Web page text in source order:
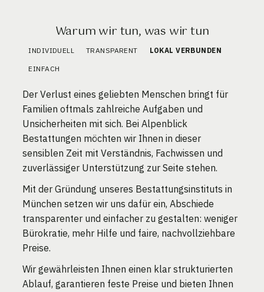
Warum wir tun, was wir tun
INDIVIDUELL TRANSPARENT LOKAL VERBUNDEN
EINFACH
Der Verlust eines geliebten Menschen bringt für
Familien oftmals zahlreiche Aufgaben und
Unsicherheiten mit sich. Bei Alpenblick
Bestattungen möchten wir Ihnen in dieser
sensiblen Zeit mit Verständnis, Fachwissen und
zuverlässiger Unterstützung zur Seite stehen.
Mit der Gründung unseres Bestattungsinstituts in
München setzen wir uns dafür ein, Abschiede
transparenter und einfacher zu gestalten: weniger
Bürokratie, mehr Hilfe und faire, nachvollziehbare
Preise.
Wir gewährleisten Ihnen einen klar strukturierten
Ablauf, garantieren feste Preise und bieten Ihnen